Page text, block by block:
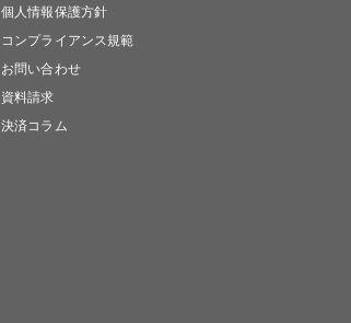
個人情報保護方針
コンプライアンス規範
お問い合わせ
資料請求
決済コラム